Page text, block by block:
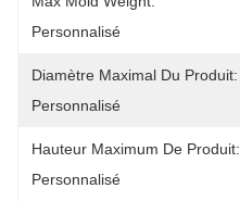
Personnalisé
Diamètre Maximal Du Produit:
Personnalisé
Hauteur Maximum De Produit:
Personnalisé